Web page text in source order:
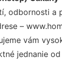
odbornosti a
–
vám
jednanie